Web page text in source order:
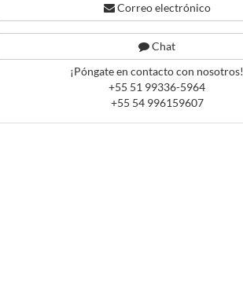
Correo electrónico
Chat
¡Póngate en contacto con nosotros!
+55 51 99336-5964
+55 54 996159607